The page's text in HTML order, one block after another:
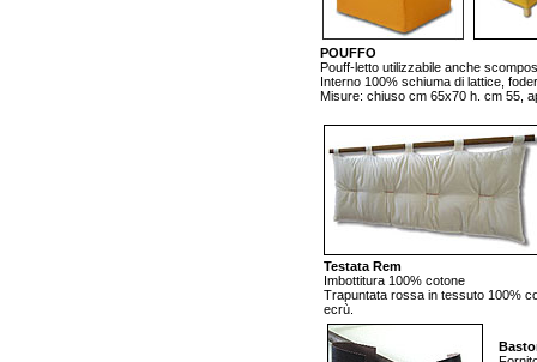
POUFFO
Pouff-letto utilizzabile anche
Interno 100% schiuma di lattice,
Misure: chiuso cm 65x70 h. cm 55,
Testata Rem
Imbottitura 100% cotone
Trapuntata rossa in tessuto 100%
ecrù.